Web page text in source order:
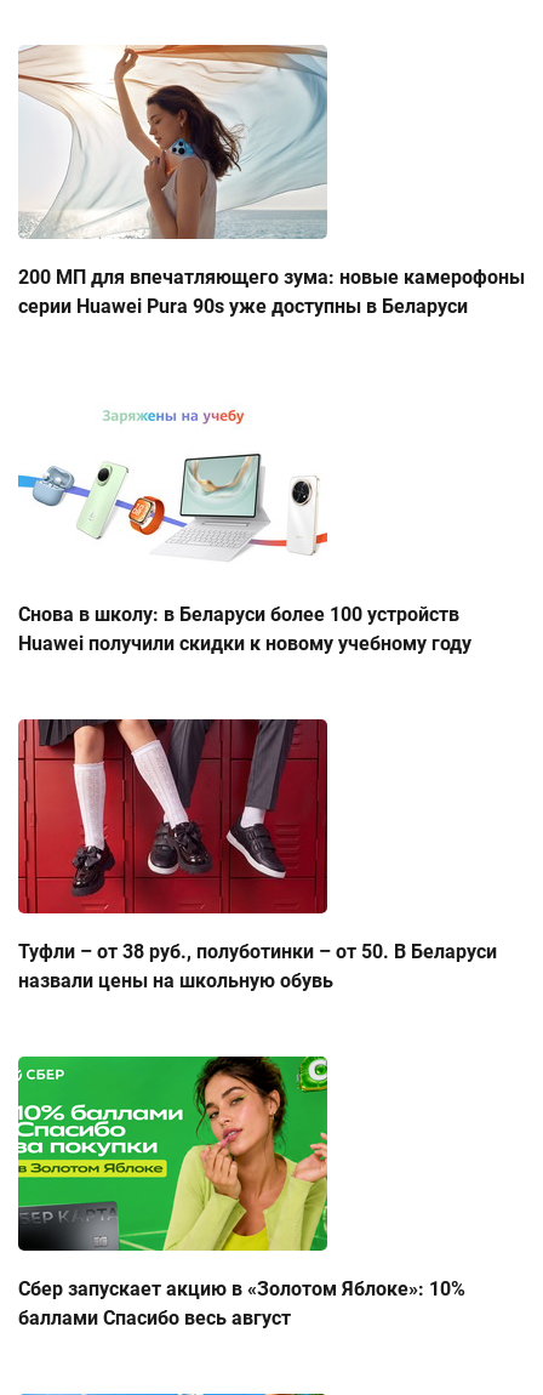
200 МП для впечатляющего зума: новые камерофоны
серии Huawei Pura 90s уже доступны в Беларуси
Снова в школу: в Беларуси более 100 устройств
Huawei получили скидки к новому учебному году
Туфли – от 38 руб., полуботинки – от 50. В Беларуси
назвали цены на школьную обувь
Сбер запускает акцию в «Золотом Яблоке»: 10%
баллами Спасибо весь август